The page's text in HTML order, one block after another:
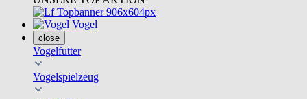
Vogel
close
Vogelfutter
Vogelspielzeug